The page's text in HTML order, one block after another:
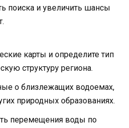
поиска и увеличить шансы
карты и определите тип
структуру региона.
о близлежащих водоемах,
природных образованиях.
перемещения воды по